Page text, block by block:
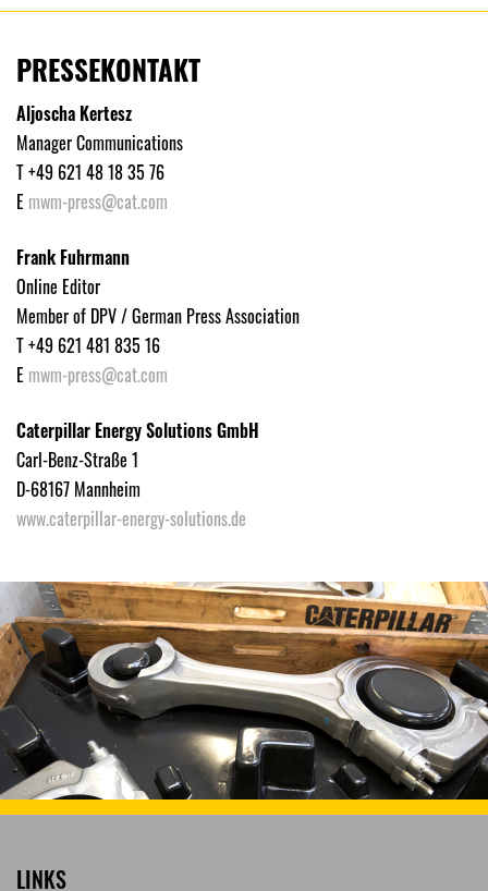
PRESSEKONTAKT
Aljoscha Kertesz
Manager Communications
T +49 621 48 18 35 76
E mwm-press@cat.com
Frank Fuhrmann
Online Editor
Member of DPV / German Press Association
T +49 621 481 835 16
E mwm-press@cat.com
Caterpillar Energy Solutions GmbH
Carl-Benz-Straße 1
D-68167 Mannheim
www.caterpillar-energy-solutions.de
LINKS